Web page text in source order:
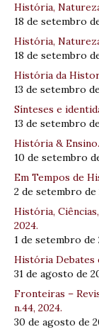
História,
18 de setembro
História, Natureza
18 de setembro
História da
13 de setembro
Sínteses e
13 de setembro
História & Ensino.
10 de setembro
Em Tempos de
2 de setembro de
História,
2024.
1 de setembro de
História Debates
31 de agosto de
Fronteiras –
n.44, 2024.
30 de agosto de